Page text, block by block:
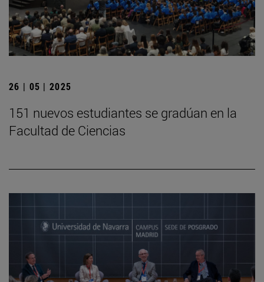
26 | 05 | 2025
151 nuevos estudiantes se gradúan en la
Facultad de Ciencias